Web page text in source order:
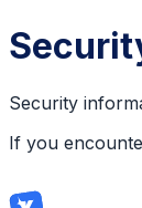
Security
If you